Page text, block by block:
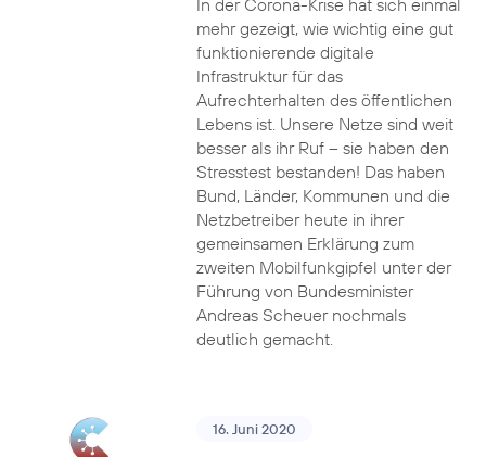
In der Corona-Krise hat sich einmal
mehr gezeigt, wie wichtig eine gut
funktionierende digitale
Infrastruktur für das
Aufrechterhalten des öffentlichen
Lebens ist. Unsere Netze sind weit
besser als ihr Ruf – sie haben den
Stresstest bestanden! Das haben
Bund, Länder, Kommunen und die
Netzbetreiber heute in ihrer
gemeinsamen Erklärung zum
zweiten Mobilfunkgipfel unter der
Führung von Bundesminister
Andreas Scheuer nochmals
deutlich gemacht.
16. Juni 2020